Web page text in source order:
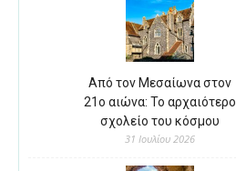
Από τον Μεσαίωνα στον
21ο αιώνα: Το αρχαιότερο
σχολείο του κόσμου
31 Ιουλίου 2026